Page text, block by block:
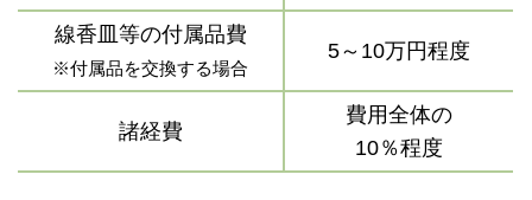
線香皿等の付属品費
※付属品を交換する場合
5～10万円程度
諸経費
費用全体の
10％程度